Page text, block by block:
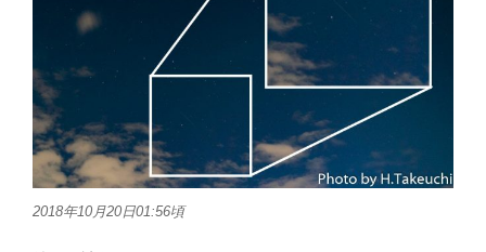
2018年10月20日01:56頃